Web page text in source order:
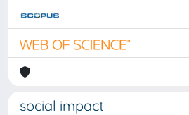
social impact